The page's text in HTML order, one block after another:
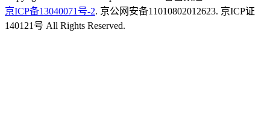
京ICP备13040071号-2. 京公网安备11010802012623. 京ICP证
140121号 All Rights Reserved.